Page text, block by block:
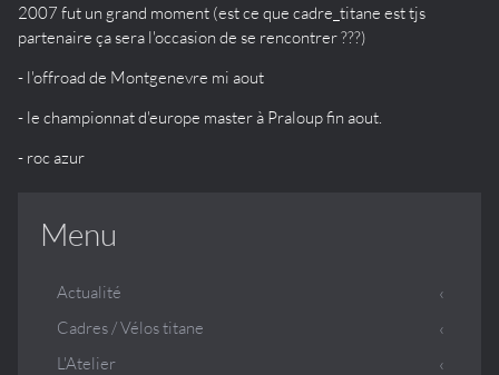
2007 fut un grand moment (est ce que cadre_titane est tjs
partenaire ça sera l'occasion de se rencontrer ???)
- l'offroad de Montgenevre mi aout
- le championnat d'europe master à Praloup fin aout.
- roc azur
Menu
Actualité
Cadres / Vélos titane
L'Atelier